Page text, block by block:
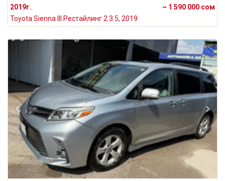
2019г.
~ 1 590 000 сом
Toyota Sienna III Рестайлинг 2 3.5, 2019